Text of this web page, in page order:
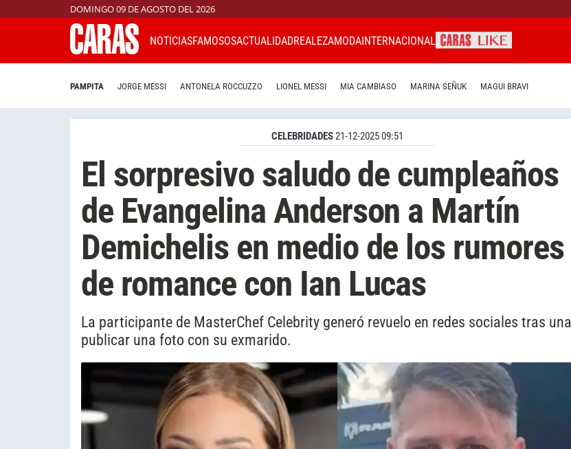
DOMINGO 09 DE AGOSTO DEL 2026
NOTICIASFAMOSOSACTUALIDADREALEZAMODAINTERNACIONAL
PAMPITA JORGE MESSI ANTONELA ROCCUZZO LIONEL MESSI MIA CAMBIASO MARINA SEÑUK MAGUI BRAVI
CELEBRIDADES21-12-2025 09:51
El sorpresivo saludo de cumpleaños
de Evangelina Anderson a Martín
Demichelis en medio de los rumores
de romance con Ian Lucas
La participante de MasterChef Celebrity generó revuelo en redes sociales tras una
publicar una foto con su exmarido.